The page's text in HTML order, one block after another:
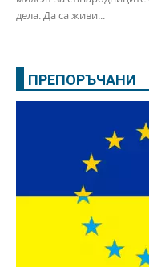
дела. Да са живи...
ПРЕПОРЪЧАНИ